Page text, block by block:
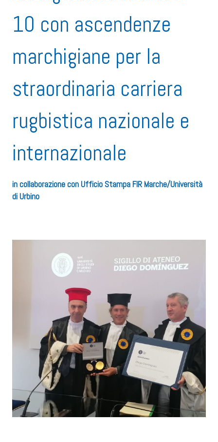
10 con ascendenze
marchigiane per la
straordinaria carriera
rugbistica nazionale e
internazionale
in collaborazione con Ufficio Stampa FIR Marche/Università
di Urbino